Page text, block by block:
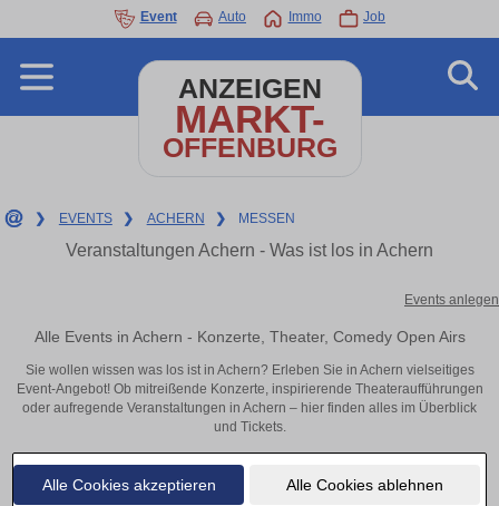
Alle Cookies akzeptieren Alle Cookies ablehnen
Event Auto Immo Job
ANZEIGEN
MARKT-
OFFENBURG
❯ EVENTS ❯ ACHERN ❯ MESSEN
Veranstaltungen Achern - Was ist los in Achern
Events anlegen
Alle Events in Achern - Konzerte, Theater, Comedy Open Airs
Sie wollen wissen was los ist in Achern? Erleben Sie in Achern vielseitiges
Event-Angebot! Ob mitreißende Konzerte, inspirierende Theateraufführungen
oder aufregende Veranstaltungen in Achern – hier finden alles im Überblick
und Tickets.